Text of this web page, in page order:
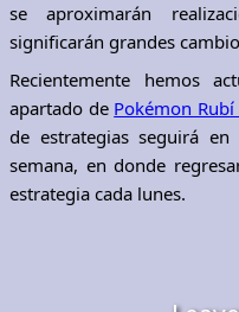
se aproximarán
significarán grandes
Recientemente hemos
apartado de Pokémon
de estrategias seguirá
semana, en donde
estrategia cada lunes.